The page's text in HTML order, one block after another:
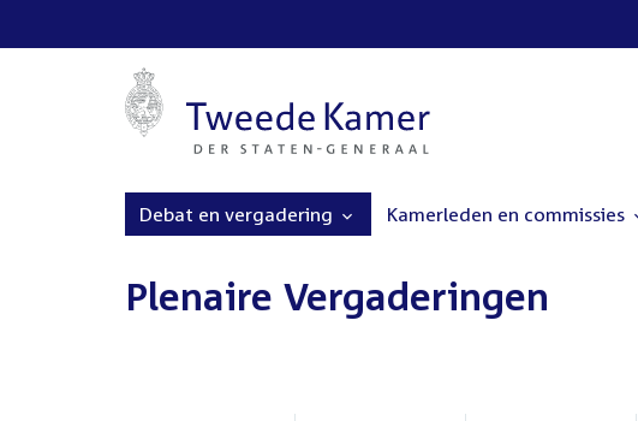
Debat en vergadering Kamerleden en commissies
Plenaire Vergaderingen